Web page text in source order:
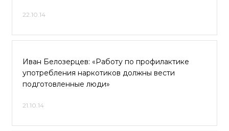
22.10.14
Иван Белозерцев: «Работу по профилактике
употребления наркотиков должны вести
подготовленные люди»
21.10.14